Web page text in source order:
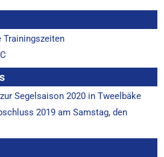
Trainingszeiten
Segelsaison 2020 in Tweelbäke
2019 am Samstag, den